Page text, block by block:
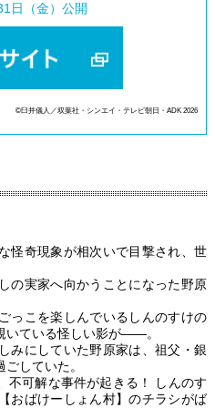
日（金）公開
©臼井儀人／双葉社・シンエイ・テレビ朝日・ADK 2026
怪奇現象が相次いで目撃され、世
の実家へ向かうことになった野原
っこを楽しんでいるしんのすけの
いている怪しい影が――。
みにしていた野原家は、祖父・銀
していた。
不可解な事件が起きる！ しんのす
おばけーしょん村】のチラシがば